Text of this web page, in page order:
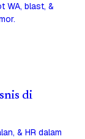
WA, blast, &
di
& HR dalam